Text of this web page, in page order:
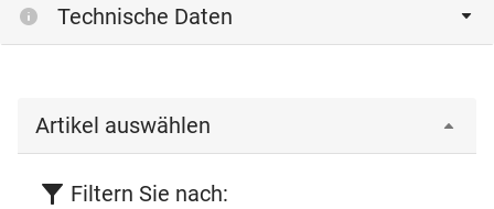
Technische Daten
Artikel auswählen
Filtern Sie nach: